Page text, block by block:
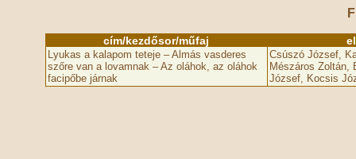
cím/kezdősor/műfaj
Lyukas a kalapom teteje – Almás vasderes
szőre van a lovamnak – Az oláhok, az oláhok
facipőbe járnak
Csúszó József,
Mészáros Zoltán,
József, Kocsis